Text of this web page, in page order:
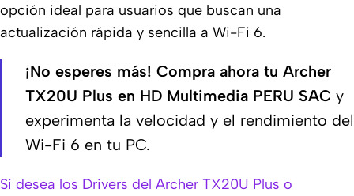
opción ideal para usuarios que buscan una
actualización rápida y sencilla a Wi-Fi 6.
¡No esperes más! Compra ahora tu Archer
TX20U Plus en HD Multimedia PERU SAC y
experimenta la velocidad y el rendimiento del
Wi-Fi 6 en tu PC.
Si desea los Drivers del Archer TX20U Plus o